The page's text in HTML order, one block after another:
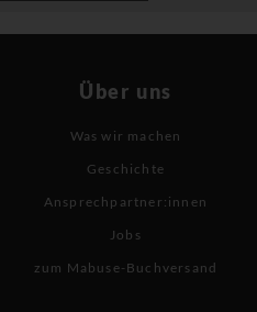
Über uns
Was wir machen
Geschichte
Ansprechpartner:innen
Jobs
zum Mabuse-Buchversand